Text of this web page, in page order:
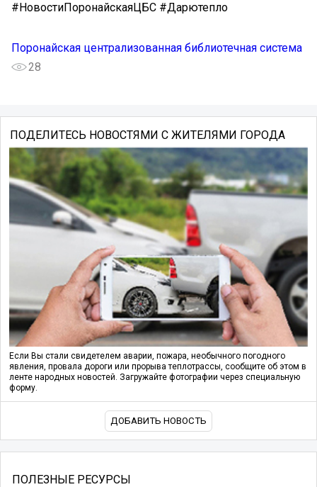
#НовостиПоронайскаяЦБС #Дарютепло
Поронайская централизованная библиотечная система
28
ПОДЕЛИТЕСЬ НОВОСТЯМИ С ЖИТЕЛЯМИ ГОРОДА
Если Вы стали свидетелем аварии, пожара, необычного погодного
явления, провала дороги или прорыва теплотрассы, сообщите об этом в
ленте народных новостей. Загружайте фотографии через специальную
форму.
ДОБАВИТЬ НОВОСТЬ
ПОЛЕЗНЫЕ РЕСУРСЫ